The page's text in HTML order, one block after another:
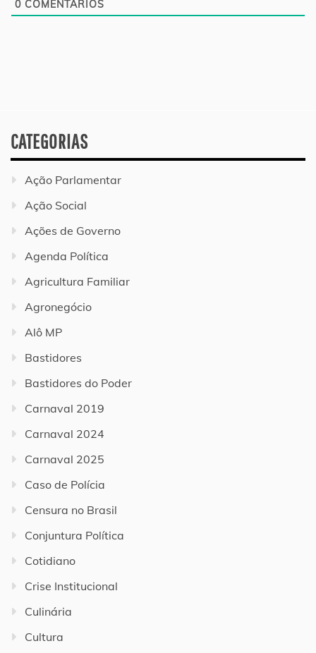
0 COMENTÁRIOS
CATEGORIAS
Ação Parlamentar
Ação Social
Ações de Governo
Agenda Política
Agricultura Familiar
Agronegócio
Alô MP
Bastidores
Bastidores do Poder
Carnaval 2019
Carnaval 2024
Carnaval 2025
Caso de Polícia
Censura no Brasil
Conjuntura Política
Cotidiano
Crise Institucional
Culinária
Cultura